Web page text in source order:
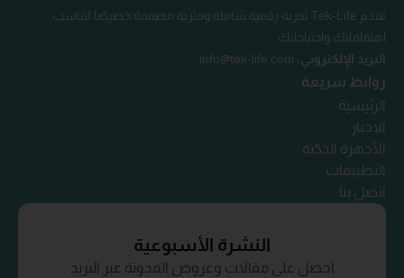
تقدم Tek-Life تجربة رقمية شاملة ومثرية مصممة خصيصًا لتناسب
اهتماماتك واحتياجاتك.
البريد الإلكتروني: info@tek-life.com
روابط سريعة
الرئيسية
الاخبار
الأجهزة الذكية
التطبيقات
اتصل بنا
النشرة الأسبوعية
احصل على مقالات وعروض المدونة عبر البريد